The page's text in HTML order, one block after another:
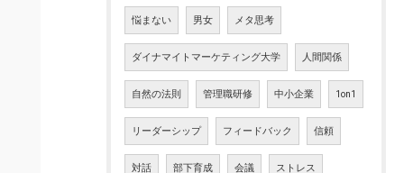
悩まない 男女 メタ思考
ダイナマイトマーケティング大学 人間関係
自然の法則 管理職研修 中小企業 1on1
リーダーシップ フィードバック 信頼
対話 部下育成 会議 ストレス